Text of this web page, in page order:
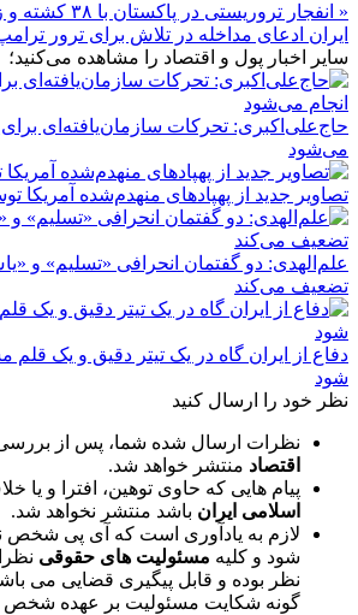
« انفجار تروریستی در پاکستان با ۳۸ کشته و زخمی
ایران ادعای مداخله در تلاش برای ترور
سایر اخبار پول و اقتصاد را مشاهده می‌کنید؛
حاج‌علی‌اکبری: تحرکات سازمان‌یافته‌ای برای
می‌شود
تصاویر جدید از پهپادهای منهدم‌شده آمریکا
علم‌الهدی: دو گفتمان انحرافی «تسلیم» و
تضعیف می‌کند
دفاع از ایران گاه در یک تیتر دقیق و یک قلم
شود
نظر خود را ارسال کنید
نظرات ارسال شده شما، پس از
اقتصاد منتشر خواهد شد.
پیام هایی که حاوی توهین، افترا و یا
اسلامی ایران باشد منتشر نخواهد شد.
لازم به یادآوری است که آی پی شخص
شود و کلیه مسئولیت های حقوقی
نظر بوده و قابل پیگیری قضایی می
گونه شکایت مسئولیت بر عهده شخص